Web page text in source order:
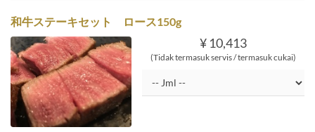
和牛ステーキセット ロース150g
¥ 10,413
(Tidak termasuk servis / termasuk cukai)